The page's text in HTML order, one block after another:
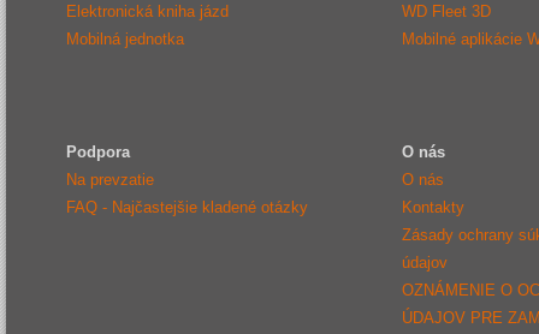
Elektronická kniha jázd
Mobilná jednotka
WD Fleet 3D
Mobilné aplikácie
Podpora
Na prevzatie
FAQ - Najčastejšie kladené otázky
O nás
O nás
Kontakty
Zásady ochrany
údajov
OZNÁMENIE O
ÚDAJOV PRE